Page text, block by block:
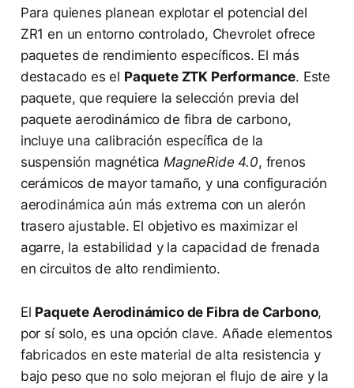
Para quienes planean explotar el potencial del
ZR1 en un entorno controlado, Chevrolet ofrece
paquetes de rendimiento específicos. El más
destacado es el Paquete ZTK Performance. Este
paquete, que requiere la selección previa del
paquete aerodinámico de fibra de carbono,
incluye una calibración específica de la
suspensión magnética MagneRide 4.0, frenos
cerámicos de mayor tamaño, y una configuración
aerodinámica aún más extrema con un alerón
trasero ajustable. El objetivo es maximizar el
agarre, la estabilidad y la capacidad de frenada
en circuitos de alto rendimiento.
El Paquete Aerodinámico de Fibra de Carbono,
por sí solo, es una opción clave. Añade elementos
fabricados en este material de alta resistencia y
bajo peso que no solo mejoran el flujo de aire y la